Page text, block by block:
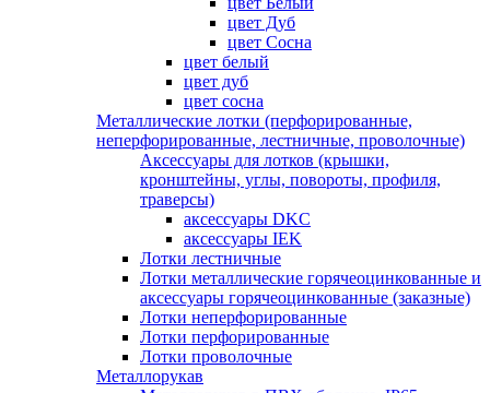
цвет Дуб
цвет Сосна
цвет белый
цвет дуб
цвет сосна
Металлические лотки (перфорированные,
неперфорированные, лестничные, проволочные)
Аксессуары для лотков (крышки,
кронштейны, углы, повороты, профиля,
траверсы)
аксессуары DKC
аксессуары IEK
Лотки лестничные
Лотки металлические горячеоцинкованные и
аксессуары горячеоцинкованные (заказные)
Лотки неперфорированные
Лотки перфорированные
Лотки проволочные
Металлорукав